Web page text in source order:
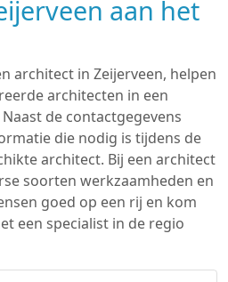
aan het
architect in Zeijerveen, helpen
architecten in een
de contactgegevens
die nodig is tijdens de
architect. Bij een architect
soorten werkzaamheden en
goed op een rij en kom
een specialist in de regio